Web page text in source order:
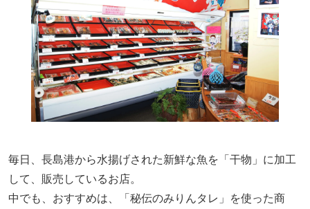
毎日、長島港から水揚げされた新鮮な魚を「干物」に加工
して、販売しているお店。
中でも、おすすめは、「秘伝のみりんタレ」を使った商